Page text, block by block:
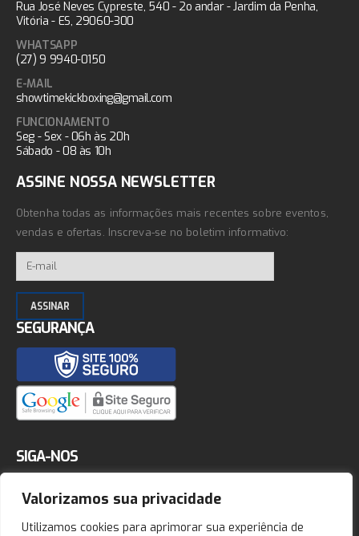
Valorizamos sua privacidade
Utilizamos cookies para aprimorar sua experiência de
Rua José Neves Cypreste, 540 - 2o andar - Jardim da Penha,
Vitória - ES, 29060-300
WHATSAPP
(27) 9 9940-0150
E-MAIL
showtimekickboxing@gmail.com
FUNCIONAMENTO
Seg - Sex - 06h às 20h
Sábado - 08 às 10h
ASSINE NOSSA NEWSLETTER
Obtenha todas as informações mais recentes sobre eventos,
vendas e ofertas. Inscreva-se no boletim informativo:
SEGURANÇA
SIGA-NOS